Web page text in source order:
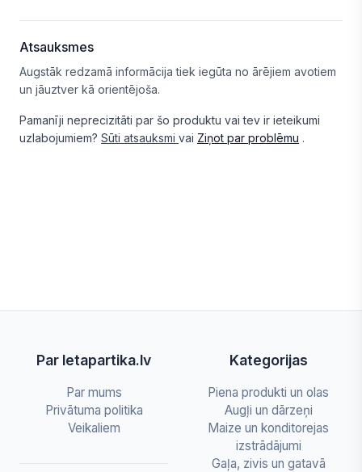
Atsauksmes
Augstāk redzamā informācija tiek iegūta no ārējiem avotiem
un jāuztver kā orientējoša.
Pamanīji neprecizitāti par šo produktu vai tev ir ieteikumi
uzlabojumiem? Sūti atsauksmi vai Ziņot par problēmu .
Par letapartika.lv
Par mums
Privātuma politika
Veikaliem
Kategorijas
Piena produkti un olas
Augļi un dārzeņi
Maize un konditorejas
izstrādājumi
Gaļa, zivis un gatavā